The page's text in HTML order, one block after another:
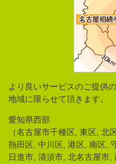
より良いサービスのご提供
地域に限らせて頂きます。
愛知県西部
（名古屋市千種区, 東区, 北
熱田区, 中川区, 港区, 南区,
日進市, 清須市, 北名古屋市